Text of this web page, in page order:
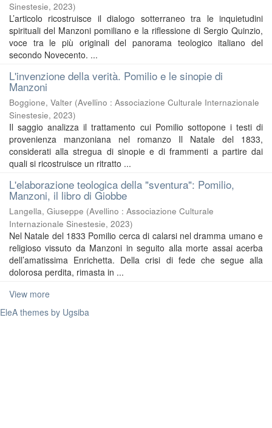
Sinestesie, 2023)
L’articolo ricostruisce il dialogo sotterraneo tra le inquietudini
spirituali del Manzoni pomiliano e la riflessione di Sergio Quinzio,
voce tra le più originali del panorama teologico italiano del
secondo Novecento. ...
L'invenzione della verità. Pomilio e le sinopie di
Manzoni
Boggione, Valter (Avellino : Associazione Culturale Internazionale
Sinestesie, 2023)
Il saggio analizza il trattamento cui Pomilio sottopone i testi di
provenienza manzoniana nel romanzo Il Natale del 1833,
considerati alla stregua di sinopie e di frammenti a partire dai
quali si ricostruisce un ritratto ...
L'elaborazione teologica della "sventura": Pomilio,
Manzoni, il libro di Giobbe
Langella, Giuseppe (Avellino : Associazione Culturale
Internazionale Sinestesie, 2023)
Nel Natale del 1833 Pomilio cerca di calarsi nel dramma umano e
religioso vissuto da Manzoni in seguito alla morte assai acerba
dell’amatissima Enrichetta. Della crisi di fede che segue alla
dolorosa perdita, rimasta in ...
View more
EleA themes by Ugsiba